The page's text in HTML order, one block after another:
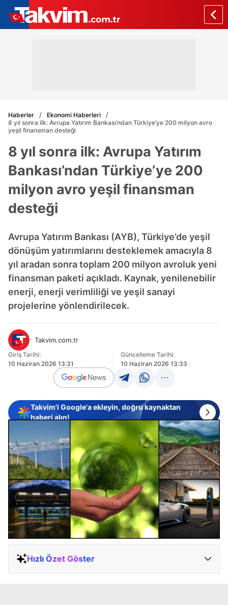
Haberler
Ekonomi Haberleri
8 yıl sonra ilk: Avrupa Yatırım Bankası’ndan Türkiye’ye 200 milyon avro
yeşil finansman desteği
8 yıl sonra ilk: Avrupa Yatırım
Bankası’ndan Türkiye’ye 200
milyon avro yeşil finansman
desteği
Avrupa Yatırım Bankası (AYB), Türkiye’de yeşil
dönüşüm yatırımlarını desteklemek amacıyla 8
yıl aradan sonra toplam 200 milyon avroluk yeni
finansman paketi açıkladı. Kaynak, yenilenebilir
enerji, enerji verimliliği ve yeşil sanayi
projelerine yönlendirilecek.
Takvim.com.tr
Giriş Tarihi:
10 Haziran 2026 13:31
Güncelleme Tarihi:
10 Haziran 2026 13:33
Takvim'i Google'a ekleyin, doğru kaynaktan
haberi alın!
Hızlı Özet Göster